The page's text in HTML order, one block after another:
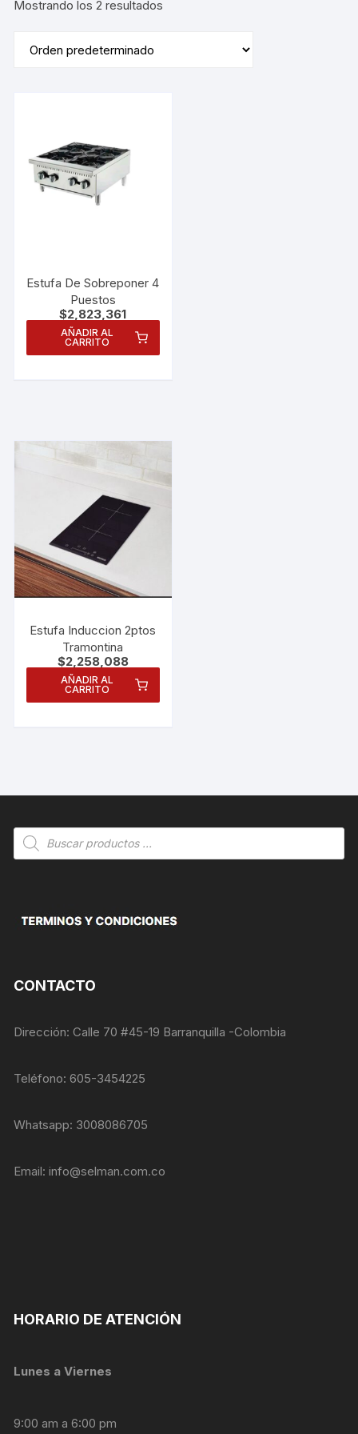
Mostrando los 2 resultados
Estufa De Sobreponer 4
Puestos
$2,823,361
AÑADIR AL
CARRITO
Estufa Induccion 2ptos
Tramontina
$2,258,088
AÑADIR AL
CARRITO
Búsqueda
de
CONTACTO
Dirección: Calle 70 #45-19 Barranquilla -Colombia
Teléfono: 605-3454225
Whatsapp: 3008086705
Email:info@selman.com.co
HORARIO DE ATENCIÓN
Lunes a Viernes
9:00 am a 6:00 pm